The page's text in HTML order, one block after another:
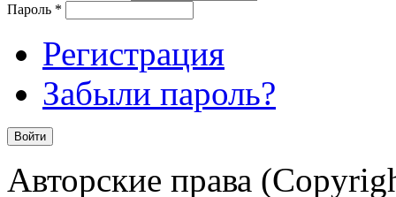
Пароль *
Регистрация
Забыли пароль?
Авторские права